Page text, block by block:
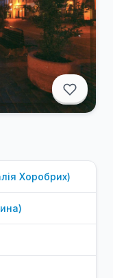
Хоробрих)
)